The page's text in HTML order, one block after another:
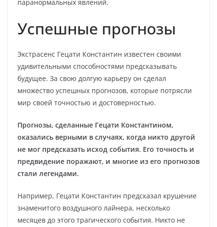
паранормальных явлений.
Успешные прогнозы
Экстрасенс Гецати Константин известен своими
удивительными способностями предсказывать
будущее. За свою долгую карьеру он сделал
множество успешных прогнозов, которые потрясли
мир своей точностью и достоверностью.
Прогнозы, сделанные Гецати Константином,
оказались верными в случаях, когда никто другой
не мог предсказать исход события. Его точность и
предвидение поражают, и многие из его прогнозов
стали легендами.
Например, Гецати Константин предсказал крушение
знаменитого воздушного лайнера, несколько
месяцев до этого трагического события. Никто не